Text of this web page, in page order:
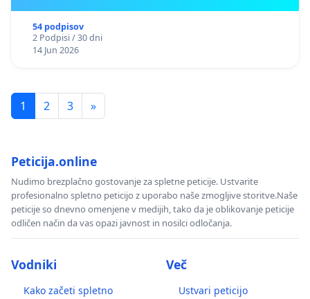
54 podpisov
2 Podpisi / 30 dni
14 Jun 2026
1 2 3 »
Peticija.online
Nudimo brezplačno gostovanje za spletne peticije. Ustvarite
profesionalno spletno peticijo z uporabo naše zmogljive storitve.Naše
peticije so dnevno omenjene v medijih, tako da je oblikovanje peticije
odličen način da vas opazi javnost in nosilci odločanja.
Vodniki
Kako začeti spletno
Več
Ustvari peticijo